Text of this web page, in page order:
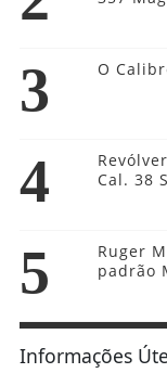
3 O
4
Cal. 38
5
Ruger
padrão
Informações